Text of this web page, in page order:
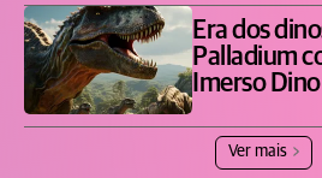
Era dos
Palladium
Imerso
Ver mais